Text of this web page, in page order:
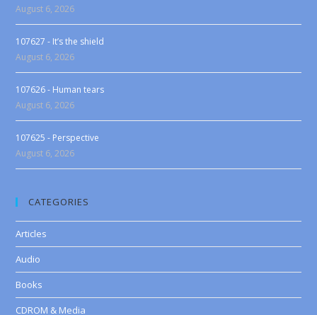
August 6, 2026
107627 - It’s the shield
August 6, 2026
107626 - Human tears
August 6, 2026
107625 - Perspective
August 6, 2026
CATEGORIES
Articles
Audio
Books
CDROM & Media